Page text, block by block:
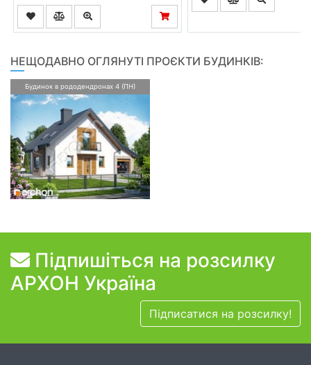
НЕЩОДАВНО ОГЛЯНУТІ ПРОЄКТИ БУДИНКІВ:
Будинок в рододендронах 4 (ПН)
Підпишіться на розсилку
АРХОН Україна
Підписатися на розсилку!